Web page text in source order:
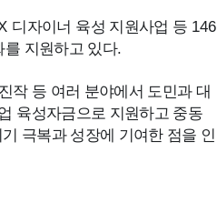
디자이너 육성 지원사업 등 146
지원하고 있다.
작 등 여러 분야에서 도민과 대
육성자금으로 지원하고 중동
극복과 성장에 기여한 점을 인